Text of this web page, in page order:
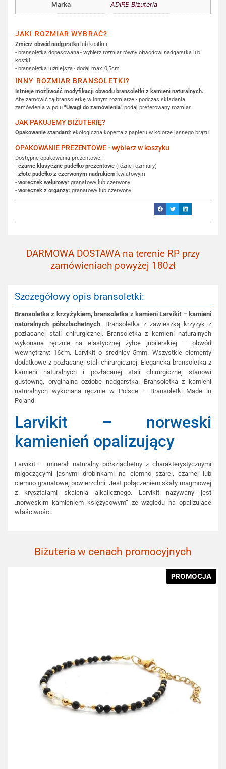
Marka ADIRE Biżuteria
JAKI ROZMIAR WYBRAĆ?
Zmierz obwód nadgarstkalub kostki i:
- bransoletka dopasowana - wybierz rozmiar równy obwodowi nadgarstka lub
kostki.
- bransoletka luźniejsza - dodaj max. 0,5cm.
INNY ROZMIAR BRANSOLETKI?
Istnieje możliwość modyfikacji obwodu bransoletki z kamieni naturalnych.
Aby zamówić tą bransoletkę w innym rozmiarze - podczas składania
zamówienia w polu "Uwagi do zamówienia" podaj preferowany rozmiar.
JAK PAKUJEMY BIŻUTERIĘ?
Opakowanie standard: ekologiczna koperta z papieru w kolorze jasnego brązu.
OPAKOWANIE PREZENTOWE - wybierz w koszyku
Dostępne opakowania prezentowe:
- czarne klasyczne pudełko prezentowe (różne rozmiary)
- złote pudełko z czerwonym nadrukiem kwiatowym
- woreczek welurowy: granatowy lub czerwony
- woreczek z organzy: granatowy lub czerwony
DARMOWA DOSTAWA na terenie RP przy
zamówieniach powyżej 180zł
Szczegółowy opis bransoletki:
Bransoletka z krzyżykiem, bransoletka z kamieni Larvikit – kamieni
naturalnych półszlachetnych. Bransoletka z zawieszką krzyżyk z
pozłacanej stali chirurgicznej. Bransoletka z kamieni naturalnych
wykonana ręcznie na elastycznej żyłce jubilerskiej – obwód
wewnętrzny: 16cm. Larvikit o średnicy 5mm. Wszystkie elementy
dodatkowe z pozłacanej stali chirurgicznej. Elegancka bransoletka z
kamieni naturalnych i pozłacanej stali chirurgicznej stanowi
gustowną, oryginalna ozdobę nadgarstka. Bransoletka z kamieni
naturalnych wykonana ręcznie w Polsce – Bransoletki Made in
Poland.
Larvikit – norweski
kamienień opalizujący
Larvikit – minerał naturalny półszlachetny z charakterystycznymi
migoczącymi jasnymi drobinkami na ciemno szarej, czarnej lub
ciemno granatowej powierzchni. Jest połączeniem skały magmowej
z kryształami skalenia alkalicznego. Larvikit nazywany jest
„norweskim kamieniem księżycowym” ze względu na opalizujące
właściwości.
Biżuteria w cenach promocyjnych
PROMOCJA